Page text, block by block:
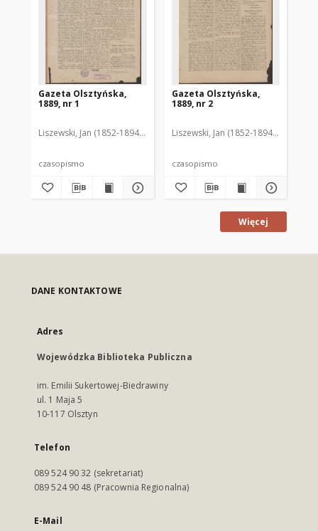
Gazeta Olsztyńska,
1889, nr 1
Liszewski, Jan (1852-1894). Red.
czasopismo
Gazeta Olsztyńska,
1889, nr 2
Liszewski, Jan (1852-1894). Red.
czasopismo
Więcej
DANE KONTAKTOWE
Adres
Wojewódzka Biblioteka Publiczna
im. Emilii Sukertowej-Biedrawiny
ul. 1 Maja 5
10-117 Olsztyn
Telefon
089 524 90 32 (sekretariat)
089 524 90 48 (Pracownia Regionalna)
E-Mail